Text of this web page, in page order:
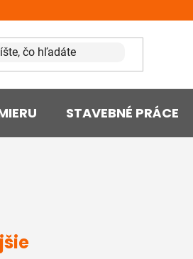
STAVEBNÉ PRÁCE